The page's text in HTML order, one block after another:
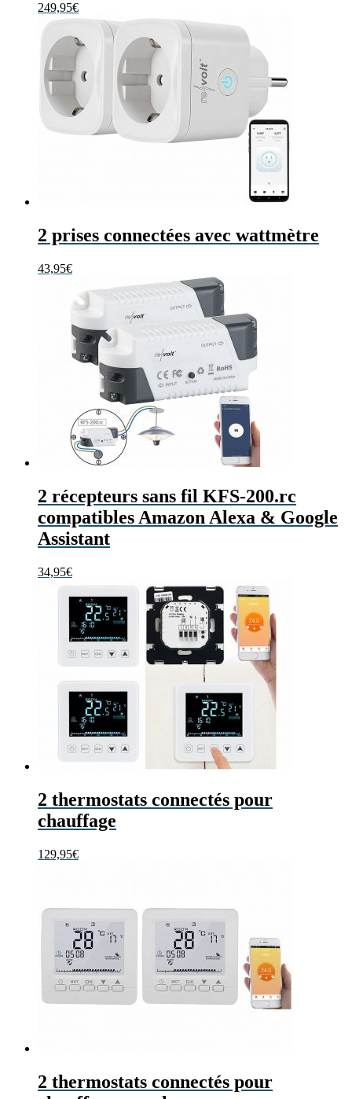
249,95€
2 prises connectées avec wattmètre
43,95€
2 récepteurs sans fil KFS-200.rc
compatibles Amazon Alexa & Google
Assistant
34,95€
2 thermostats connectés pour
chauffage
129,95€
2 thermostats connectés pour